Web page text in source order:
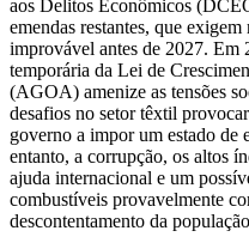
aos Delitos Econômicos
emendas restantes, que
improvável antes de 2027. Em
temporária da Lei de
(AGOA) amenize as tensões
desafios no setor têxtil
governo a impor um estado de
entanto, a corrupção, os altos
ajuda internacional e um
combustíveis provavelmente
descontentamento da